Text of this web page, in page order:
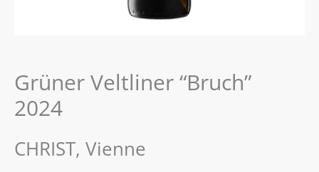
Grüner Veltliner “Bruch”
2024
CHRIST, Vienne